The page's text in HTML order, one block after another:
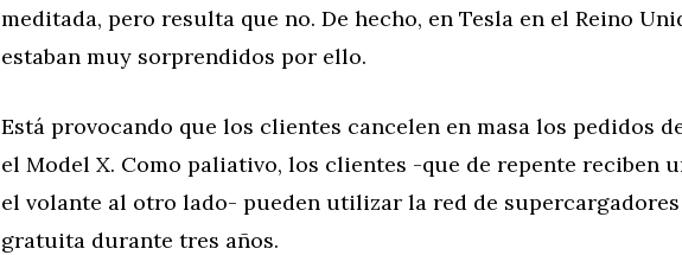
meditada, pero resulta que no. De hecho, en Tesla en el Reino
estaban muy sorprendidos por ello.
Está provocando que los clientes cancelen en masa los pedidos
el Model X. Como paliativo, los clientes -que de repente reciben
el volante al otro lado- pueden utilizar la red de
gratuita durante tres años.